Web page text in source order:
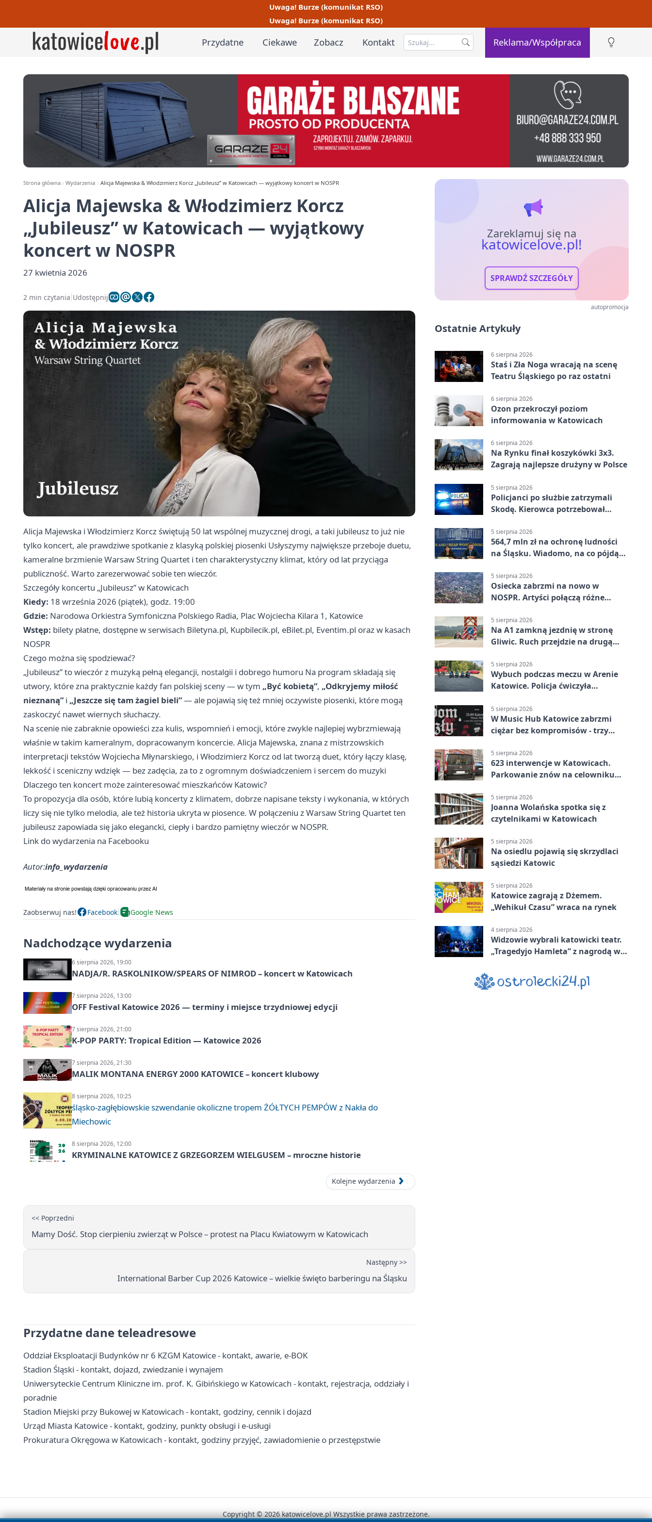
Uwaga! Burze (komunikat RSO)
Uwaga! Burze (komunikat RSO)
Przydatne Ciekawe Zobacz Kontakt Reklama/Współpraca
Strona główna Wydarzenia Alicja Majewska & Włodzimierz Korcz „Jubileusz” w Katowicach — wyjątkowy koncert w NOSPR
Alicja Majewska & Włodzimierz Korcz
„Jubileusz” w Katowicach — wyjątkowy
koncert w NOSPR
27 kwietnia 2026
2 min czytania Udostępnij
Alicja Majewska i Włodzimierz Korcz świętują 50 lat wspólnej muzycznej drogi, a taki jubileusz to już nie
tylko koncert, ale prawdziwe spotkanie z klasyką polskiej piosenki Usłyszymy największe przeboje duetu,
kameralne brzmienie Warsaw String Quartet i ten charakterystyczny klimat, który od lat przyciąga
publiczność. Warto zarezerwować sobie ten wieczór.
Szczegóły koncertu „Jubileusz” w Katowicach
Kiedy: 18 września 2026 (piątek), godz. 19:00
Gdzie: Narodowa Orkiestra Symfoniczna Polskiego Radia, Plac Wojciecha Kilara 1, Katowice
Wstęp: bilety płatne, dostępne w serwisach Biletyna.pl, Kupbilecik.pl, eBilet.pl, Eventim.pl oraz w kasach
NOSPR
Czego można się spodziewać?
„Jubileusz” to wieczór z muzyką pełną elegancji, nostalgii i dobrego humoru Na program składają się
utwory, które zna praktycznie każdy fan polskiej sceny — w tym „Być kobietą”, „Odkryjemy miłość
nieznaną”i „Jeszcze się tam żagiel bieli”— ale pojawią się też mniej oczywiste piosenki, które mogą
zaskoczyć nawet wiernych słuchaczy.
Na scenie nie zabraknie opowieści zza kulis, wspomnień i emocji, które zwykle najlepiej wybrzmiewają
właśnie w takim kameralnym, dopracowanym koncercie. Alicja Majewska, znana z mistrzowskich
interpretacji tekstów Wojciecha Młynarskiego, i Włodzimierz Korcz od lat tworzą duet, który łączy klasę,
lekkość i sceniczny wdzięk — bez zadęcia, za to z ogromnym doświadczeniem i sercem do muzyki
Dlaczego ten koncert może zainteresować mieszkańców Katowic?
To propozycja dla osób, które lubią koncerty z klimatem, dobrze napisane teksty i wykonania, w których
liczy się nie tylko melodia, ale też historia ukryta w piosence. W połączeniu z Warsaw String Quartet ten
jubileusz zapowiada się jako elegancki, ciepły i bardzo pamiętny wieczór w NOSPR.
Link do wydarzenia na Facebooku
Autor:info_wydarzenia
Zaobserwuj nas! Facebook Google News
Nadchodzące wydarzenia
6 sierpnia 2026, 19:00
NADJA/R. RASKOLNIKOW/SPEARS OF NIMROD – koncert w Katowicach
7 sierpnia 2026, 13:00
OFF Festival Katowice 2026 — terminy i miejsce trzydniowej edycji
7 sierpnia 2026, 21:00
K-POP PARTY: Tropical Edition — Katowice 2026
7 sierpnia 2026, 21:30
MALIK MONTANA ENERGY 2000 KATOWICE – koncert klubowy
8 sierpnia 2026, 10:25
śląsko-zagłębiowskie szwendanie okoliczne tropem ŻÓŁTYCH PEMPÓW z Nakła do
Miechowic
8 sierpnia 2026, 12:00
KRYMINALNE KATOWICE Z GRZEGORZEM WIELGUSEM – mroczne historie
Kolejne wydarzenia
<< Poprzedni
Mamy Dość. Stop cierpieniu zwierząt w Polsce – protest na Placu Kwiatowym w Katowicach
Następny >>
International Barber Cup 2026 Katowice – wielkie święto barberingu na Śląsku
Przydatne dane teleadresowe
Oddział Eksploatacji Budynków nr 6 KZGM Katowice - kontakt, awarie, e-BOK
Stadion Śląski - kontakt, dojazd, zwiedzanie i wynajem
Uniwersyteckie Centrum Kliniczne im. prof. K. Gibińskiego w Katowicach - kontakt, rejestracja, oddziały i
poradnie
Stadion Miejski przy Bukowej w Katowicach - kontakt, godziny, cennik i dojazd
Urząd Miasta Katowice - kontakt, godziny, punkty obsługi i e-usługi
Prokuratura Okręgowa w Katowicach - kontakt, godziny przyjęć, zawiadomienie o przestępstwie
Zareklamuj się na
katowicelove.pl!
SPRAWDŹ SZCZEGÓŁY
autopromocja
Ostatnie Artykuły
6 sierpnia 2026
Staś i Zła Noga wracają na scenę
Teatru Śląskiego po raz ostatni
6 sierpnia 2026
Ozon przekroczył poziom
informowania w Katowicach
6 sierpnia 2026
Na Rynku finał koszykówki 3x3.
Zagrają najlepsze drużyny w Polsce
5 sierpnia 2026
Policjanci po służbie zatrzymali
Skodę. Kierowca potrzebował
5 sierpnia 2026
564,7 mln zł na ochronę ludności
na Śląsku. Wiadomo, na co pójdą
5 sierpnia 2026
Osiecka zabrzmi na nowo w
NOSPR. Artyści połączą różne
5 sierpnia 2026
Na A1 zamkną jezdnię w stronę
Gliwic. Ruch przejdzie na drugą
5 sierpnia 2026
Wybuch podczas meczu w Arenie
Katowice. Policja ćwiczyła
5 sierpnia 2026
W Music Hub Katowice zabrzmi
ciężar bez kompromisów - trzy
5 sierpnia 2026
623 interwencje w Katowicach.
Parkowanie znów na celowniku
5 sierpnia 2026
Joanna Wolańska spotka się z
czytelnikami w Katowicach
5 sierpnia 2026
Na osiedlu pojawią się skrzydlaci
sąsiedzi Katowic
5 sierpnia 2026
Katowice zagrają z Dżemem.
„Wehikuł Czasu” wraca na rynek
4 sierpnia 2026
Widzowie wybrali katowicki teatr.
„Tragedyjo Hamleta” z nagrodą w
Copyright © 2026 katowicelove.pl Wszystkie prawa zastrzeżone.